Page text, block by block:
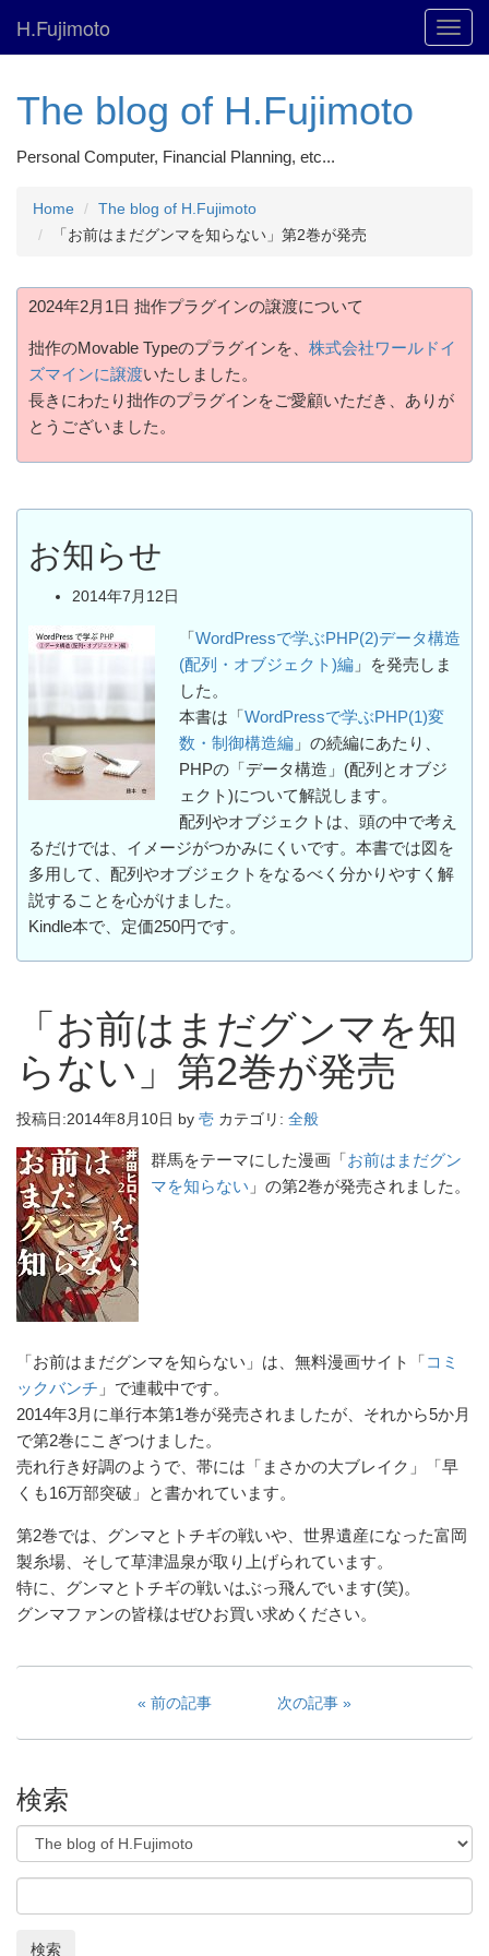
H.Fujimoto
The blog of H.Fujimoto
Personal Computer, Financial Planning, etc...
Home
The blog of H.Fujimoto
「お前はまだグンマを知らない」第2巻が発売
2024年2月1日 拙作プラグインの譲渡について
拙作のMovable Typeのプラグインを、 株式会社ワールドイ
ズマインに譲渡いたしました。
長きにわたり拙作のプラグインをご愛顧いただき、ありが
とうございました。
お知らせ
2014年7月12日
「 WordPressで学ぶPHP(2)データ構造
(配列・オブジェクト)編 」を発売しま
した。
本書は「 WordPressで学ぶPHP(1)変
数・制御構造編 」の続編にあたり、
PHPの「データ構造」(配列とオブジ
ェクト)について解説します。
配列やオブジェクトは、頭の中で考え
るだけでは、イメージがつかみにくいです。本書では図を
多用して、配列やオブジェクトをなるべく分かりやすく解
説することを心がけました。
Kindle本で、定価250円です。
「お前はまだグンマを知
らない」第2巻が発売
投稿日:2014年8月10日 by 壱 カテゴリ: 全般
群馬をテーマにした漫画「 お前はまだグン
マを知らない 」の第2巻が発売されました。
「お前はまだグンマを知らない」は、無料漫画サイト「 コミ
ックバンチ 」で連載中です。
2014年3月に単行本第1巻が発売されましたが、それから5か月
で第2巻にこぎつけました。
売れ行き好調のようで、帯には「まさかの大ブレイク」「早
くも16万部突破」と書かれています。
第2巻では、グンマとトチギの戦いや、世界遺産になった富岡
製糸場、そして草津温泉が取り上げられています。
特に、グンマとトチギの戦いはぶっ飛んでいます(笑)。
グンマファンの皆様はぜひお買い求めください。
前の記事 次の記事
検索
検索